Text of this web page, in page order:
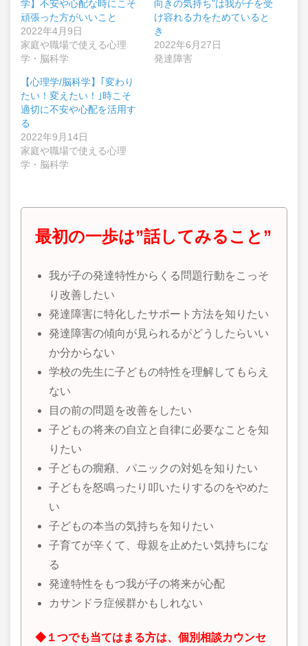
学】不安や心配な時にこそ
頑張った方がいいこと
2022年4月9日
家庭や職場で使える心理
学・脳科学
向きの気持ち”は我が子を受
け容れる力をためていると
き
2022年6月27日
発達障害
【心理学/脳科学】｢変わり
たい！変えたい！｣時こそ
適切に不安や心配を活用す
る
2022年9月14日
家庭や職場で使える心理
学・脳科学
最初の一歩は”話してみること”
我が子の発達特性からくる問題行動をこっそ
り改善したい
発達障害に特化したサポート方法を知りたい
発達障害の傾向が見られるがどうしたらいい
か分からない
学校の先生に子どもの特性を理解してもらえ
ない
目の前の問題を改善をしたい
子どもの将来の自立と自律に必要なことを知
りたい
子どもの癇癪、パニックの対処を知りたい
子どもを怒鳴ったり叩いたりするのをやめた
い
子どもの本当の気持ちを知りたい
子育てが辛くて、母親を止めたい気持ちにな
る
発達特性をもつ我が子の将来が心配
カサンドラ症候群かもしれない
◆１つでも当てはまる方は、個別相談カウンセ